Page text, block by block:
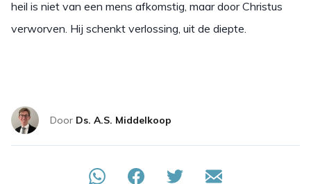
heil is niet van een mens afkomstig, maar door Christus
verworven. Hij schenkt verlossing, uit de diepte.
Door Ds. A.S. Middelkoop